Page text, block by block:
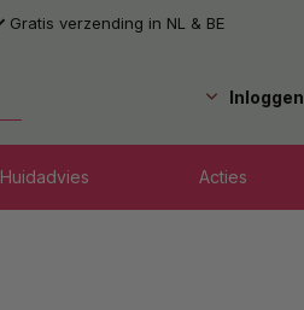
Gratis verzending in NL & BE
Inloggen
Huidadvies Acties